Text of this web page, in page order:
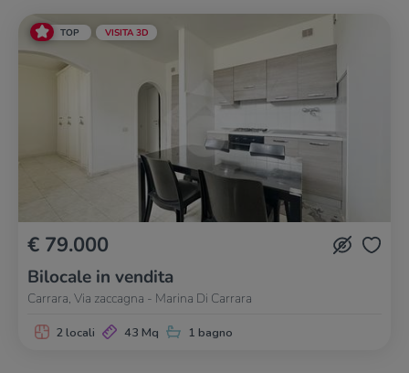
TOP VISITA 3D
€ 79.000
Bilocale in vendita
Carrara, Via zaccagna - Marina Di Carrara
2 locali 43 Mq 1 bagno